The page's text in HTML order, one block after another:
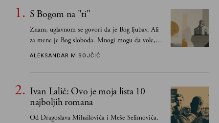
S Bogom na "ti"
Znam, uglavnom se govori da je Bog ljubav. Ali
za mene je Bog sloboda. Mnogi mogu da vole, a
tek retki mogu da podnesu slobodu
ALEKSANDAR MISOJČIĆ
Ivan Lalić: Ovo je moja lista 10
najboljih romana
Od Dragoslava Mihailovića i Meše Selimovića,